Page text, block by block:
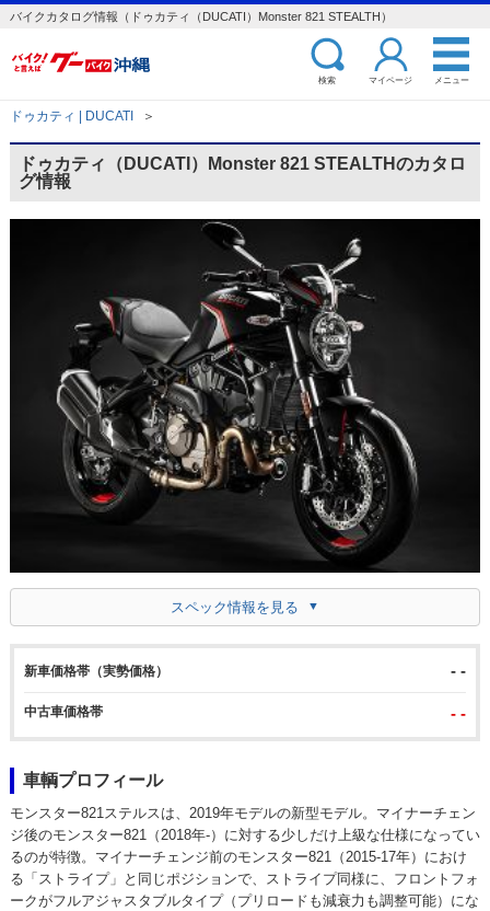
バイクカタログ情報（ドゥカティ（DUCATI）Monster 821 STEALTH）
検索 マイページ メニュー
ドゥカティ | DUCATI ＞
ドゥカティ（DUCATI）Monster 821 STEALTHのカタロ
グ情報
スペック情報を見る
新車価格帯（実勢価格） - -
中古車価格帯 - -
車輌プロフィール
モンスター821ステルスは、2019年モデルの新型モデル。マイナーチェン
ジ後のモンスター821（2018年-）に対する少しだけ上級な仕様になってい
るのが特徴。マイナーチェンジ前のモンスター821（2015-17年）におけ
る「ストライプ」と同じポジションで、ストライプ同様に、フロントフォ
ークがフルアジャスタブルタイプ（プリロードも減衰力も調整可能）にな